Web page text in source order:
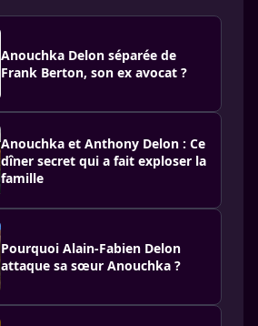
Anouchka Delon séparée de
Frank Berton, son ex avocat ?
Anouchka et Anthony Delon : Ce
dîner secret qui a fait exploser la
famille
Pourquoi Alain‑Fabien Delon
attaque sa sœur Anouchka ?